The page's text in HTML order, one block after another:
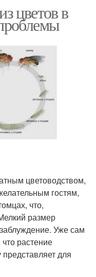
цветов в
цветоводством,
гостям,
что,
размер
Уже сам
растение
представляет для